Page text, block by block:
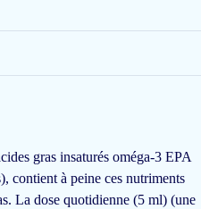
gras insaturés oméga-3 EPA
contient à peine ces nutriments
La dose quotidienne (5 ml) (une